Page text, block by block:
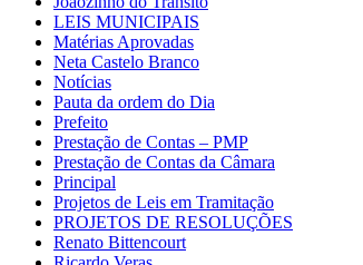
LEIS MUNICIPAIS
Matérias Aprovadas
Neta Castelo Branco
Notícias
Pauta da ordem do Dia
Prefeito
Prestação de Contas – PMP
Prestação de Contas da Câmara
Principal
Projetos de Leis em Tramitação
PROJETOS DE RESOLUÇÕES
Renato Bittencourt